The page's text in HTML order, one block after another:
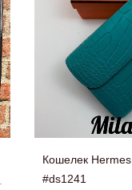
Кошелек Hermes
#ds1241